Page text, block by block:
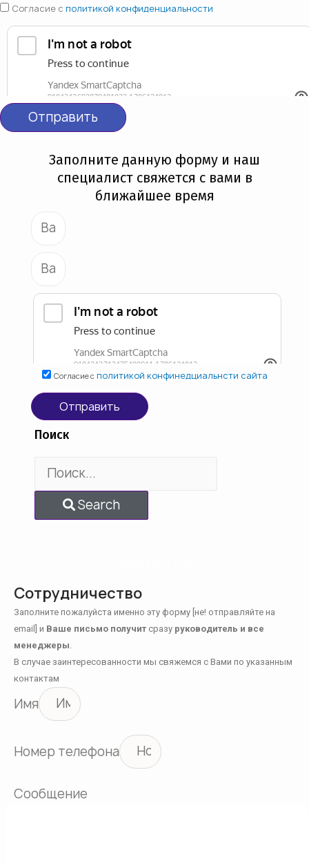
Согласие с политикой конфиденциальности
Отправить
Заполните данную форму и наш
специалист свяжется с вами в
ближайшее время
Согласие с политикой конфинедциальнсти сайта
Отправить
Поиск
Search
Сотрудничество
Заполните пожалуйста именно эту форму [не! отправляйте на
email] и Ваше письмо получит сразу руководитель и все
менеджеры
В случае заинтересованности мы свяжемся с Вами по указанным
контактам
Имя
Номер телефона
Сообщение